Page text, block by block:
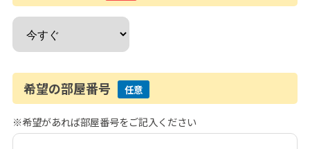
希望の部屋番号 任意
※希望があれば部屋番号をご記入ください